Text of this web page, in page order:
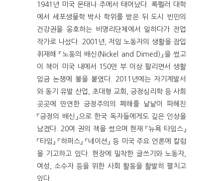
1941년 미국 몬태나 주에서 태어났다. 록펠러 대학
에서 세포생물학 박사 학위를 받은 뒤 도시 빈민의
건강권을 옹호하는 비영리단체에서 일하다가 전업
작가로 나섰다. 2001년, 저임 노동자의 생활을 잠입
취재해 『노동의 배신(Nickel and Dimed)』을 썼고
이 책이 미국 내에서 150만 부 이상 팔리면서 생활
임금 논쟁에 불을 붙였다. 2011년에는 자기계발서
와 동기 유발 산업, 초대형 교회, 긍정심리학 등 사회
곳곳에 만연한 긍정주의의 폐해를 낱낱이 파헤친
『긍정의 배신』으로 한국 독자들에게도 깊은 인상을
남겼다. 20여 권의 책을 썼으며 현재 『뉴욕 타임스』
『타임』 『하퍼스』 『네이션』 등 미국 주요 언론에 칼럼
을 기고하고 있다. 현장에 밀착한 글쓰기와 노동자,
여성, 소수자 등을 위한 사회 활동을 활발히 펼치고
있다.